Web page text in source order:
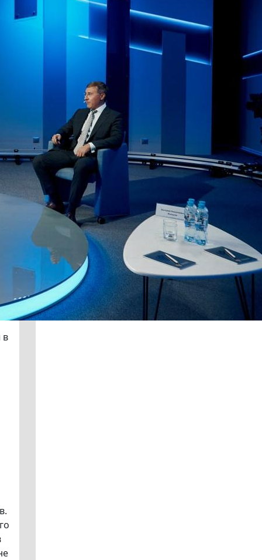
в
учебного года войдет
обязательный региональный
компонент
Обновление инфраструктуры
НГПУ: презентации готовых
локаций запланированы на
сентябрь
1 августа 2026